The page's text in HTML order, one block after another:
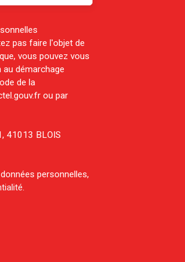
pas faire l'objet de
vous pouvez vous
démarchage
de la
ou par
41013 BLOIS
personnelles,
.